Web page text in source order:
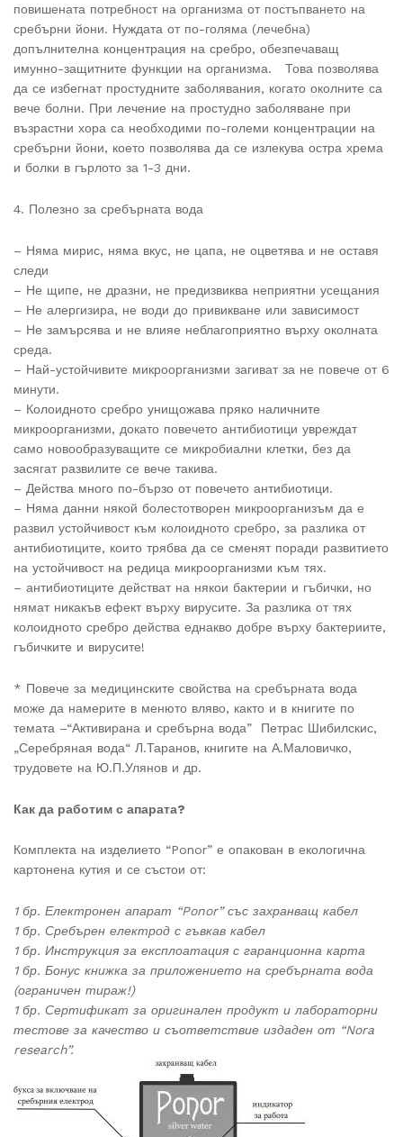
повишената потребност на организма от постъпването на
сребърни йони. Нуждата от по-голяма (лечебна)
допълнителна концентрация на сребро, обезпечаващ
имунно-защитните функции на организма. Това позволява
да се избегнат простудните заболявания, когато околните са
вече болни. При лечение на простудно заболяване при
възрастни хора са необходими по-големи концентрации на
сребърни йони, което позволява да се излекува остра хрема
и болки в гърлото за 1-3 дни.
4. Полезно за сребърната вода
– Няма мирис, няма вкус, не цапа, не оцветява и не оставя
следи
– Не щипе, не дразни, не предизвиква неприятни усещания
– Не алергизира, не води до привикване или зависимост
– Не замърсява и не влияе неблагоприятно върху околната
среда.
– Най-устойчивите микроорганизми загиват за не повече от 6
минути.
– Колоидното сребро унищожава пряко наличните
микроорганизми, докато повечето антибиотици увреждат
само новообразуващите се микробиални клетки, без да
засягат развилите се вече такива.
– Действа много по-бързо от повечето антибиотици.
– Няма данни някой болестотворен микроорганизъм да е
развил устойчивост към колоидното сребро, за разлика от
антибиотиците, които трябва да се сменят поради развитието
на устойчивост на редица микроорганизми към тях.
– антибиотиците действат на някои бактерии и гъбички, но
нямат никакъв ефект върху вирусите. За разлика от тях
колоидното сребро действа еднакво добре върху бактериите,
гъбичките и вирусите!
* Повече за медицинските свойства на сребърната вода
може да намерите в менюто вляво, както и в книгите по
темата –“Активирана и сребърна вода” Петрас Шибилскис,
„Серебряная вода“ Л.Таранов, книгите на А.Маловичко,
трудовете на Ю.П.Улянов и др.
Как да работим с апарата?
Комплекта на изделието “Ponor” е опакован в екологична
картонена кутия и се състои от:
1 бр. Електронен апарат “Ponor” със захранващ кабел
1 бр. Сребърен електрод с гъвкав кабел
1 бр. Инструкция за експлоатация с гаранционна карта
1 бр. Бонус книжка за приложението на сребърната вода
(ограничен тираж!)
1 бр. Сертификат за оригинален продукт и лабораторни
тестове за качество и съответствие издаден от “Nora
research”.